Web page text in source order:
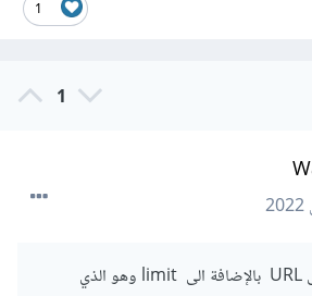
1
1
لسطر هذا يحتوي على URL بالإضافة الى limit وهو الذي